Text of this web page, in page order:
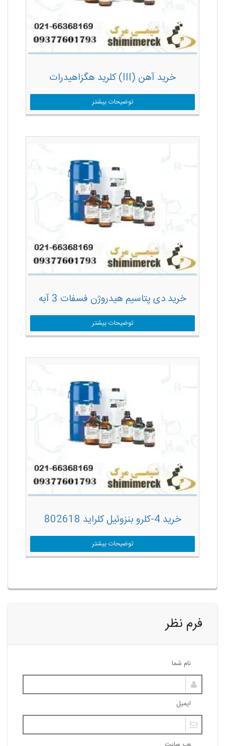
خرید آهن (III) کلرید هگزاهیدرات
توضیحات بیشتر
خرید دی پتاسیم هیدروژن فسفات 3 آبه
توضیحات بیشتر
خرید 4-کلرو بنزوئیل کلراید 802618
توضیحات بیشتر
فرم نظر
نام شما